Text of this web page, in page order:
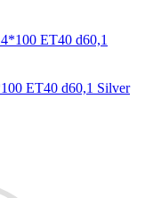
ET40 d60,1 Silver